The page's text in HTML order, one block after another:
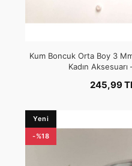
Kum Boncuk Orta Boy 3
Kadın
245,99
Yeni
-%18